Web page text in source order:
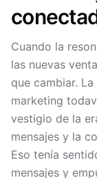
Cuando la
las nuevas
que cambiar.
marketing
vestigio de la
mensajes y la
Eso tenía
mensajes y